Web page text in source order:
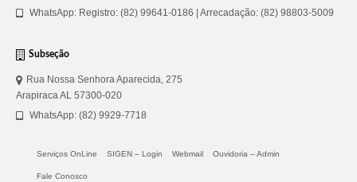
WhatsApp: Registro: (82) 99641-0186 | Arrecadação: (82) 98803-5009
Subseção
Rua Nossa Senhora Aparecida, 275
Arapiraca AL 57300-020
WhatsApp: (82) 9929-7718
Serviços OnLine SIGEN – Login Webmail Ouvidoria – Admin
Fale Conosco